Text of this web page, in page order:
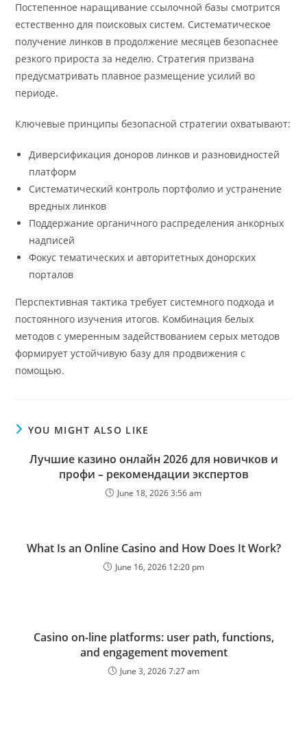
Постепенное наращивание ссылочной базы смотрится
естественно для поисковых систем. Систематическое
получение линков в продолжение месяцев безопаснее
резкого прироста за неделю. Стратегия призвана
предусматривать плавное размещение усилий во
периоде.
Ключевые принципы безопасной стратегии охватывают:
Диверсификация доноров линков и разновидностей
платформ
Систематический контроль портфолио и устранение
вредных линков
Поддержание органичного распределения анкорных
надписей
Фокус тематических и авторитетных донорских
порталов
Перспективная тактика требует системного подхода и
постоянного изучения итогов. Комбинация белых
методов с умеренным задействованием серых методов
формирует устойчивую базу для продвижения с
помощью.
YOU MIGHT ALSO LIKE
Лучшие казино онлайн 2026 для новичков и
профи – рекомендации экспертов
June 18, 2026 3:56 am
What Is an Online Casino and How Does It Work?
June 16, 2026 12:20 pm
Casino on-line platforms: user path, functions,
and engagement movement
June 3, 2026 7:27 am